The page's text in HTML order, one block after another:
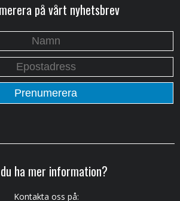
på vårt nyhetsbrev
ha mer information?
Kontakta oss på: